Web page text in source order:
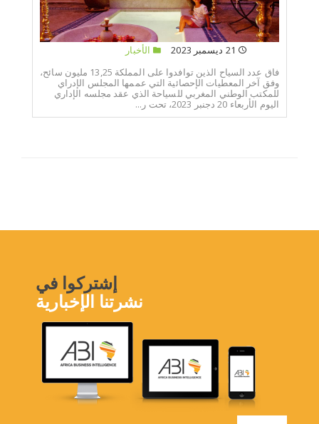
الأخبار
فاق عدد السياح الذين توافدوا على المملكة 13,25 مليون سائح،
وفق آخر المعطيات الإحصائية التي عممها المجلس الإدراي
للمكتب الوطني المغربي للسياحة الذي عقد مجلسه الإداري
اليوم الأربعاء 20 دجنبر 2023، تحت ر...
إشتركوا في
نشرتنا الإخبارية